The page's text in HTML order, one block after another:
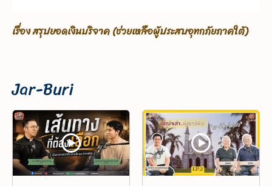
เรื่อง ขอรับบริจาคเพื่อช่วยเหลือผู้ประสบอุทกภัยภาคใต้
Jar-Buri